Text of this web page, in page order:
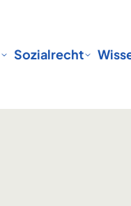
Sozialrecht